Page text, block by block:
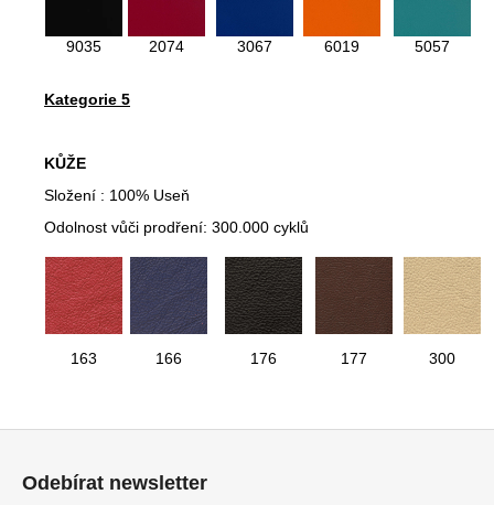
9035 2074 3067 6019 5057
Kategorie 5
KŮŽE
Složení : 100% Useň
Odolnost vůči prodření: 300.000 cyklů
163 166 176 177 300
Odebírat newsletter